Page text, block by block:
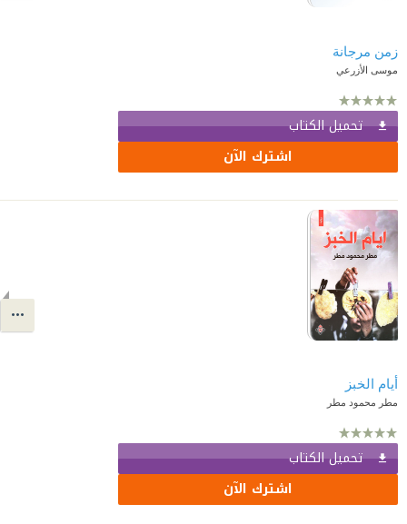
زمن مرجانة
موسى الأزرعي
تحميل الكتاب
اشترك الآن
أيام الخبز
مطر محمود مطر
تحميل الكتاب
اشترك الآن